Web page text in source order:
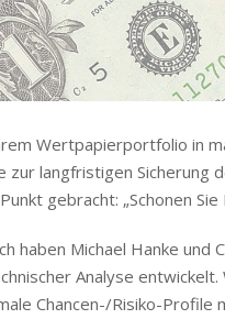
Wertpapierportfolio in
langfristigen Sicherung
gebracht: „Schonen Sie
haben Michael Hanke
Analyse
Chancen-/Risiko-Profile